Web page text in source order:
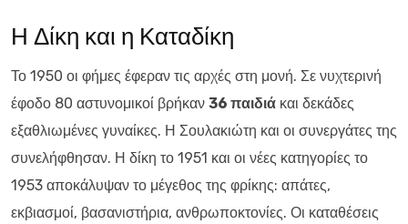
Η Δίκη και η Καταδίκη
Το 1950 οι φήμες έφεραν τις αρχές στη μονή. Σε νυχτερινή
έφοδο 80 αστυνομικοί βρήκαν 36 παιδιά και δεκάδες
εξαθλιωμένες γυναίκες. Η Σουλακιώτη και οι συνεργάτες της
συνελήφθησαν. Η δίκη το 1951 και οι νέες κατηγορίες το
1953 αποκάλυψαν το μέγεθος της φρίκης: απάτες,
εκβιασμοί, βασανιστήρια, ανθρωποκτονίες. Οι καταθέσεις